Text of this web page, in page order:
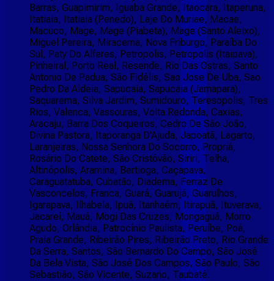
Barras, Guapimirim, Iguaba Grande, Itaocara, Itaperuna,
Itatiaia, Itatiaia (Penedo), Laje Do Muriae, Macae,
Macuco, Mage, Mage (Piabeta), Mage (Santo Aleixo),
Miguel Pereira, Miracema, Nova Friburgo, Paraíba Do
Sul, Paty Do Alferes, Petropolis, Petropolis (Itaipava),
Pinheiral, Porto Real, Resende, Rio Das Ostras, Santo
Antonio De Padua, São Fidélis, Sao Jose De Uba, Sao
Pedro Da Aldeia, Sapucaia, Sapucaia (Jamapara),
Saquarema, Silva Jardim, Sumidouro, Teresopolis, Tres
Rios, Valenca, Vassouras, Volta Redonda, Caxias,
Aracaju, Barra Dos Coqueiros, Cedro De São João,
Divina Pastora, Itaporanga D'Ajuda, Japoatã, Lagarto,
Laranjeiras, Nossa Senhora Do Socorro, Propriá,
Rosário Do Catete, São Cristóvão, Siriri, Telha,
Altinópolis, Aramina, Bertioga, Caçapava,
Caraguatatuba, Cubatão, Diadema, Ferraz De
Vasconcelos, Franca, Guará, Guarujá, Guarulhos,
Igarapava, Ilhabela, Ipuã, Itanhaém, Itirapuã, Ituverava,
Jacareí, Mauá, Mogi Das Cruzes, Mongaguá, Morro
Agudo, Orlândia, Patrocínio Paulista, Peruíbe, Poá,
Praia Grande, Ribeirão Pires, Ribeirão Preto, Rio Grande
Da Serra, Santos, São Bernardo Do Campo, São José
Da Bela Vista, São José Dos Campos, São Paulo, São
Sebastião, São Vicente, Suzano, Taubaté.